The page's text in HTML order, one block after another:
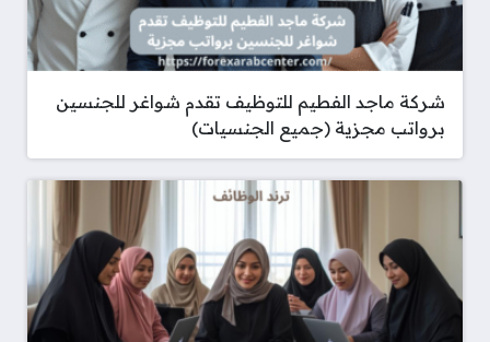
شركة ماجد الفطيم للتوظيف تقدم شواغر للجنسين
برواتب مجزية (جميع الجنسيات)